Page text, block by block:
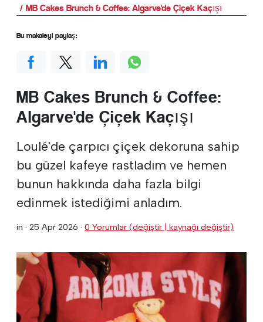
MB Cakes Brunch & Coffee: Algarve'de Çiçek Kaçışı
MB Cakes Brunch & Coffee:
Algarve'de Çiçek Kaçışı
Loulé'de çarpıcı çiçek dekoruna sahip
bu güzel kafeye rastladım ve hemen
bunun hakkında daha fazla bilgi
edinmek istediğimi anladım.
in · 25 Apr 2026 · 0 Yorumlar (değiştir | kaynağı değiştir)
Bu makaleyi paylaş: